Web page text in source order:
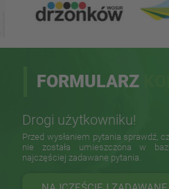
FORMULARZ
Drogi użytkowniku!
Przed wysłaniem pytania sprawdź,
nie została umieszczona w
najczęściej zadawane pytania.